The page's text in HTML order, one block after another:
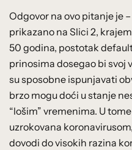
Odgovor na ovo pitanje je
prikazano na Slici 2,
50 godina, postotak
prinosima dosegao bi svoj
su sposobne ispunjavati
brzo mogu doći u stanje
“lošim” vremenima. U
uzrokovana
dovodi do visokih razina